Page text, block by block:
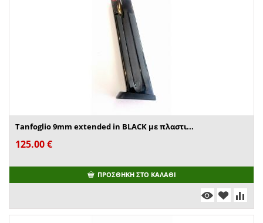
Tanfoglio 9mm extended in BLACK με πλαστι...
125.00€
ΠΡΟΣΘΉΚΗ ΣΤΟ ΚΑΛΆΘΙ